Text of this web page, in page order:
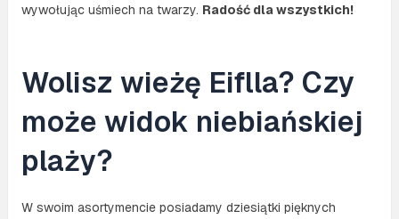
wywołując uśmiech na twarzy. Radość dla wszystkich!
Wolisz wieżę Eiflla? Czy
może widok niebiańskiej
plaży?
W swoim asortymencie posiadamy dziesiątki pięknych